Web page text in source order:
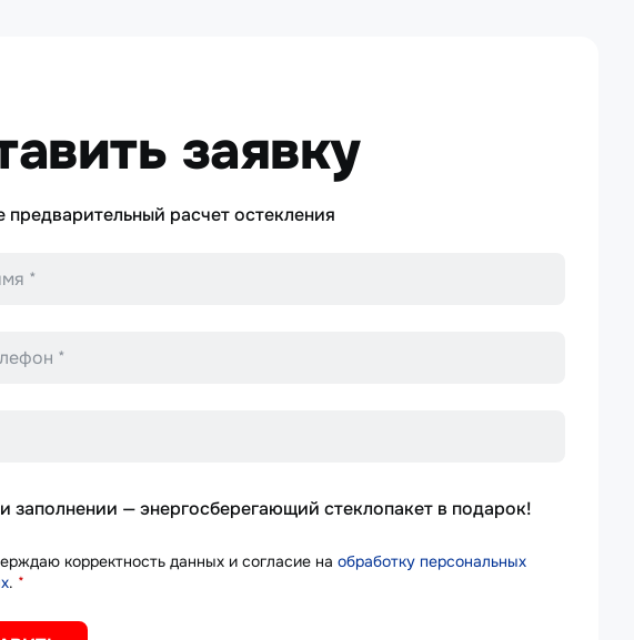
заявку
предварительный расчет остекления
заполнении — энергосберегающий стеклопакет в подарок!
корректность данных и согласие на обработку персональных
. *